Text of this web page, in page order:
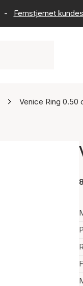
- Femstjernet
Venice Ring 0.50